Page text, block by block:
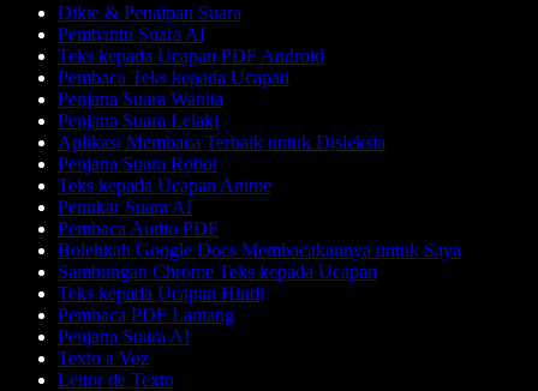
Dikte & Penaipan Suara
Pembantu Suara AI
Teks kepada Ucapan PDF Android
Pembaca Teks kepada Ucapan
Penjana Suara Wanita
Penjana Suara Lelaki
Aplikasi Membaca Terbaik untuk Disleksia
Penjana Suara Robot
Teks kepada Ucapan Anime
Penukar Suara AI
Pembaca Audio PDF
Bolehkah Google Docs Membacakannya untuk Saya
Sambungan Chrome Teks kepada Ucapan
Teks kepada Ucapan Hindi
Pembaca PDF Lantang
Penjana Suara AI
Texto a Voz
Leitor de Texto